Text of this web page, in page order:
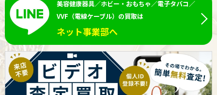
美容健康器具／ホビー・おもちゃ／電子タバコ／
VVF（電線ケーブル）の買取は
ネット事業部へ